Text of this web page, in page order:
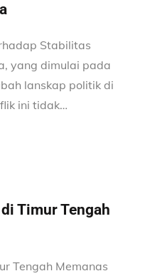
Stabilitas
yang dimulai pada
lanskap politik di
ini tidak…
Timur Tengah
Tengah Memanas